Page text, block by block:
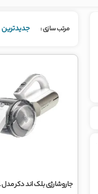
مرتب‌ سازی : جدیدترین
جاروشارژی بلک اند دکر مدل PV1420L